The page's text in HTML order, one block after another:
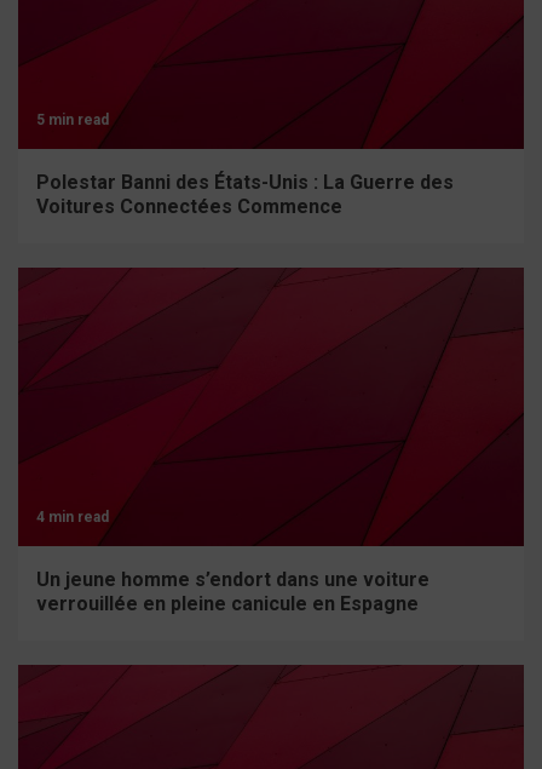
5 min read
Polestar Banni des États-Unis : La Guerre des
Voitures Connectées Commence
4 min read
Un jeune homme s’endort dans une voiture
verrouillée en pleine canicule en Espagne